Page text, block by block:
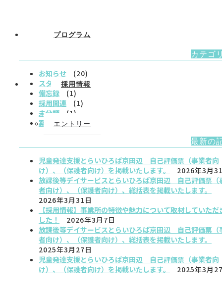
プログラム
採用情報
エントリー
カテゴ
お知らせ
(20)
スタッフ紹介 (5)
備忘録
(1)
採用関連
(1)
未分類
(1)
案内
(1)
最新の
児童発達支援とらいひろば京田辺 自己評価票（事業者向
け）、（保護者向け）を掲載いたします。
2026年3月
放課後等デイサービスとらいひろば京田辺 自己評価票（
者向け）、（保護者向け）、総括表を掲載いたします。
2026年3月31日
【採用情報】事業所の特徴や魅力について取材していただ
した！
2026年3月7日
放課後等デイサービスとらいひろば京田辺 自己評価票（
者向け）、（保護者向け）、総括表を掲載いたします。
2025年3月27日
児童発達支援とらいひろば京田辺 自己評価票（事業者向
け）、（保護者向け）を掲載いたします。
2025年3月